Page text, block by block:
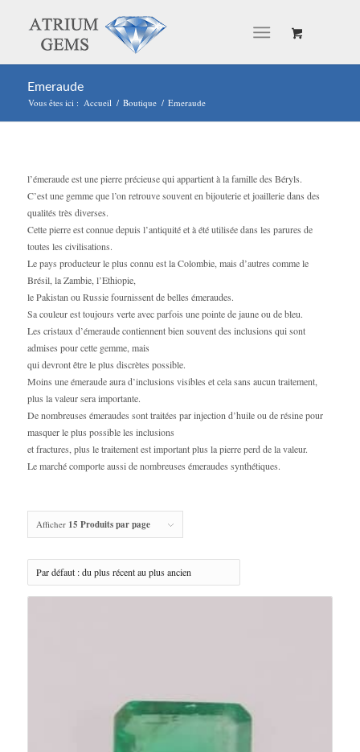
Emeraude
Vous êtes ici : Accueil / Boutique / Emeraude
l’émeraude est une pierre précieuse qui appartient à la famille des Béryls.
C’est une gemme que l’on retrouve souvent en bijouterie et joaillerie dans des
qualités très diverses.
Cette pierre est connue depuis l’antiquité et à été utilisée dans les parures de
toutes les civilisations.
Le pays producteur le plus connu est la Colombie, mais d’autres comme le
Brésil, la Zambie, l’Ethiopie,
le Pakistan ou Russie fournissent de belles émeraudes.
Sa couleur est toujours verte avec parfois une pointe de jaune ou de bleu.
Les cristaux d’émeraude contiennent bien souvent des inclusions qui sont
admises pour cette gemme, mais
qui devront être le plus discrètes possible.
Moins une émeraude aura d’inclusions visibles et cela sans aucun traitement,
plus la valeur sera importante.
De nombreuses émeraudes sont traitées par injection d’huile ou de résine pour
masquer le plus possible les inclusions
et fractures, plus le traitement est important plus la pierre perd de la valeur.
Le marché comporte aussi de nombreuses émeraudes synthétiques.
Afficher 15 Produits par page